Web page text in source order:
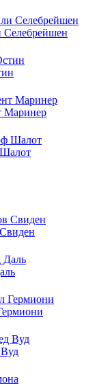
Селебрейшен
Маринер
Шалот
Вуд